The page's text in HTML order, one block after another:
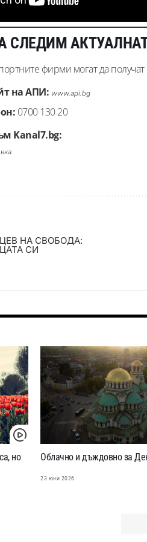
СЛЕДИМ
фирми могат да
на АПИ: www.api.bg
0700 130 20
Kanal7.bg:
НА СВОБОДА:
СИ
но
Облачно и дъждовно за
23 юни 2026